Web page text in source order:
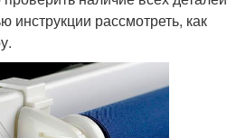
инструкции рассмотреть, как